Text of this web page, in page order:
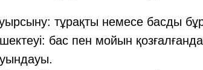
тұрақты немесе басды
бас пен мойын